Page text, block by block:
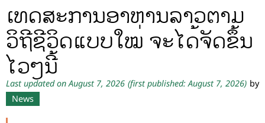
ເທດສະການອາຫານລາວຕາມ
ວິຖີຊີວິດແບບໃໝ່ ຈະໄດ້ຈັດຂຶ້ນ
ໄວໆນີ້
Last updated on August 7, 2026 (first published: August 7, 2026) by
News